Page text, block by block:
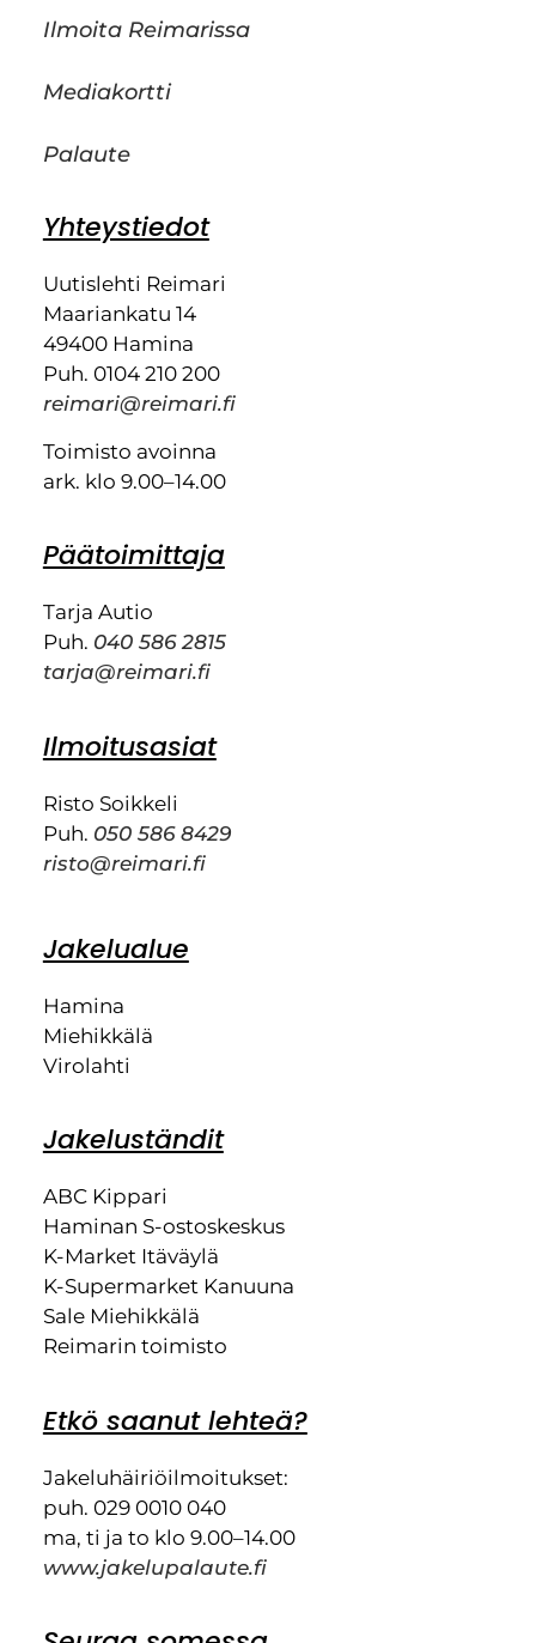
Ilmoita Reimarissa
Mediakortti
Palaute
Yhteystiedot
Uutislehti Reimari
Maariankatu 14
49400 Hamina
Puh. 0104 210 200
reimari@reimari.fi
Toimisto avoinna
ark. klo 9.00–14.00
Päätoimittaja
Tarja Autio
Puh. 040 586 2815
tarja@reimari.fi
Ilmoitusasiat
Risto Soikkeli
Puh. 050 586 8429
risto@reimari.fi
Jakelualue
Hamina
Miehikkälä
Virolahti
Jakeluständit
ABC Kippari
Haminan S-ostoskeskus
K-Market Itäväylä
K-Supermarket Kanuuna
Sale Miehikkälä
Reimarin toimisto
Etkö saanut lehteä?
Jakeluhäiriöilmoitukset:
puh. 029 0010 040
ma, ti ja to klo 9.00–14.00
www.jakelupalaute.fi